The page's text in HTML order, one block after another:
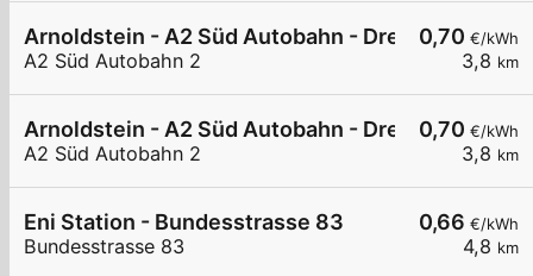
0,70 €/kWh
3,8 km
Arnoldstein - A2 Süd Autobahn - Dreiländereck
A2 Süd Autobahn 2
0,70 €/kWh
3,8 km
Arnoldstein - A2 Süd Autobahn - Dreiländereck
A2 Süd Autobahn 2
0,66 €/kWh
4,8 km
Eni Station - Bundesstrasse 83
Bundesstrasse 83